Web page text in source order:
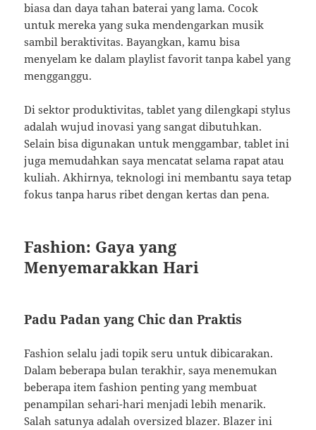
biasa dan daya tahan baterai yang lama. Cocok
untuk mereka yang suka mendengarkan musik
sambil beraktivitas. Bayangkan, kamu bisa
menyelam ke dalam playlist favorit tanpa kabel yang
mengganggu.
Di sektor produktivitas, tablet yang dilengkapi stylus
adalah wujud inovasi yang sangat dibutuhkan.
Selain bisa digunakan untuk menggambar, tablet ini
juga memudahkan saya mencatat selama rapat atau
kuliah. Akhirnya, teknologi ini membantu saya tetap
fokus tanpa harus ribet dengan kertas dan pena.
Fashion: Gaya yang
Menyemarakkan Hari
Padu Padan yang Chic dan Praktis
Fashion selalu jadi topik seru untuk dibicarakan.
Dalam beberapa bulan terakhir, saya menemukan
beberapa item fashion penting yang membuat
penampilan sehari-hari menjadi lebih menarik.
Salah satunya adalah oversized blazer. Blazer ini